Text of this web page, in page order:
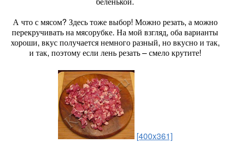
А что с мясом? Здесь тоже выбор! Можно резать, а можно
перекручивать на мясорубке. На мой взгляд, оба варианты
хороши, вкус получается немного разный, но вкусно и так,
и так, поэтому если лень резать – смело крутите!
[400x361]